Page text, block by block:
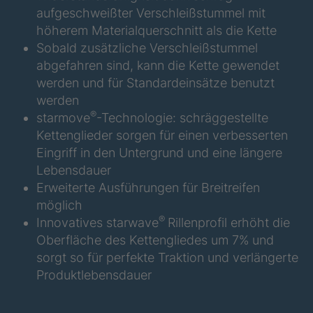
STP 148 877
F
4089238
STP 173 888
F
4089242
STP 153 877
F
4089244
STP 184 887
4089286
F
STP 199 877
F
4089296
aufgeschweißter Verschleißstummel mit
höherem Materialquerschnitt als die Kette
Sobald zusätzliche Verschleißstummel
abgefahren sind, kann die Kette gewendet
werden und für Standardeinsätze benutzt
werden
starmove®-Technologie: schräggestellte
Kettenglieder sorgen für einen verbesserten
Eingriff in den Untergrund und eine längere
Lebensdauer
Erweiterte Ausführungen für Breitreifen
möglich
Innovatives starwave® Rillenprofil erhöht die
Oberfläche des Kettengliedes um 7% und
sorgt so für perfekte Traktion und verlängerte
Produktlebensdauer